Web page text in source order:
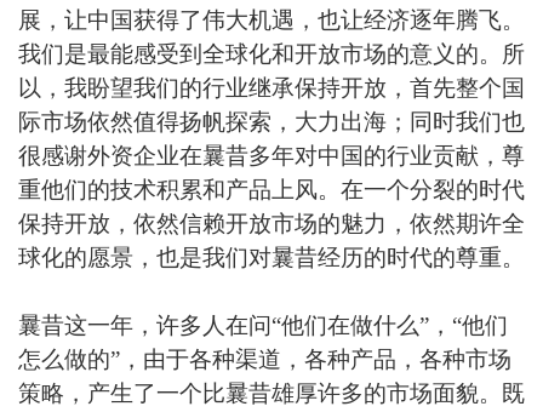
展，让中国获得了伟大机遇，也让经济逐年腾飞。
我们是最能感受到全球化和开放市场的意义的。所
以，我盼望我们的行业继承保持开放，首先整个国
际市场依然值得扬帆探索，大力出海；同时我们也
很感谢外资企业在曩昔多年对中国的行业贡献，尊
重他们的技术积累和产品上风。在一个分裂的时代
保持开放，依然信赖开放市场的魅力，依然期许全
球化的愿景，也是我们对曩昔经历的时代的尊重。
曩昔这一年，许多人在问“他们在做什么”，“他们
怎么做的”，由于各种渠道，各种产品，各种市场
策略，产生了一个比曩昔雄厚许多的市场面貌。既